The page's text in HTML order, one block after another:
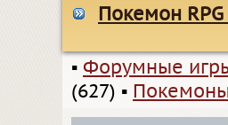
Покемон
▪ Форумные
(627) ▪